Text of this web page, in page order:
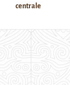
centrale